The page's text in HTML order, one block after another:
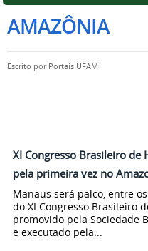
AMAZÔNIA
Escrito por Portais UFAM
XI Congresso Brasileiro de
pela primeira vez no
Manaus será palco, entre
do XI Congresso Brasileiro
promovido pela Sociedade
e executado pela...